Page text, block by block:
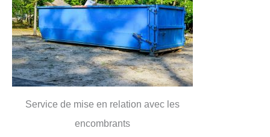
Service de mise en relation avec les
encombrants